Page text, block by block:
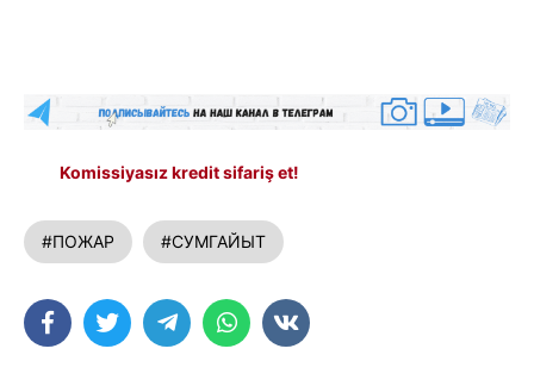
Komissiyasız kredit sifariş et!
#ПОЖАР #СУМГАЙЫТ